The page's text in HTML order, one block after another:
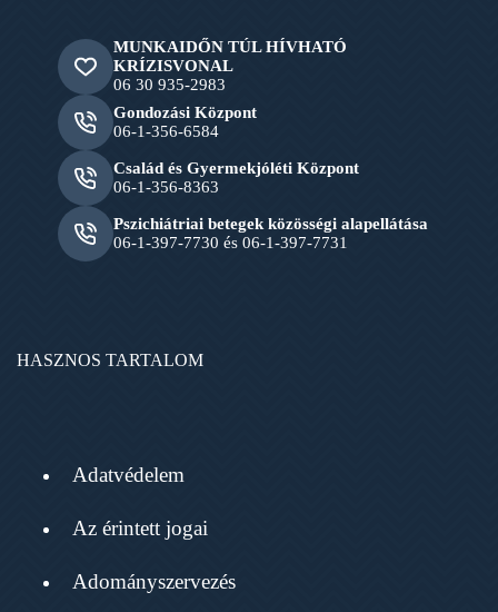
MUNKAIDŐN TÚL HÍVHATÓ
KRÍZISVONAL
06 30 935-2983
Gondozási Központ
06-1-356-6584
Család és Gyermekjóléti Központ
06-1-356-8363
Pszichiátriai betegek közösségi alapellátása
06-1-397-7730 és 06-1-397-7731
HASZNOS TARTALOM
Adatvédelem
Az érintett jogai
Adományszervezés